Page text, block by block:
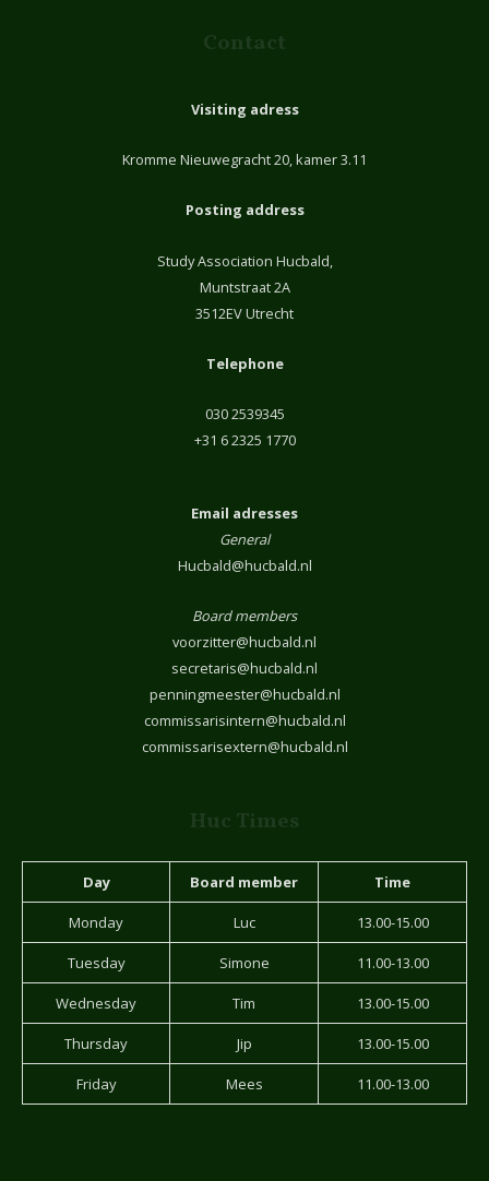
Contact
Visiting adress
Kromme Nieuwegracht 20, kamer 3.11
Posting address
Study Association Hucbald,
Muntstraat 2A
3512EV Utrecht
Telephone
030 2539345
+31 6 2325 1770
Email adresses
General
Hucbald@hucbald.nl
Board members
voorzitter@hucbald.nl
secretaris@hucbald.nl
penningmeester@hucbald.nl
commissarisintern@hucbald.nl
commissarisextern@hucbald.nl
Huc Times
Day Board member Time
Monday Luc 13.00-15.00
Tuesday Simone 11.00-13.00
Wednesday Tim 13.00-15.00
Thursday Jip 13.00-15.00
Friday Mees 11.00-13.00